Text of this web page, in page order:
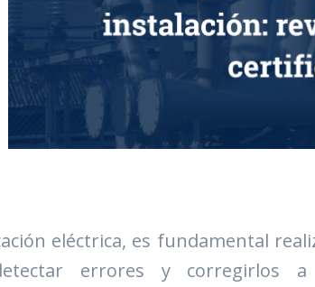
eléctrica, es fundamental
errores y corregirlos a